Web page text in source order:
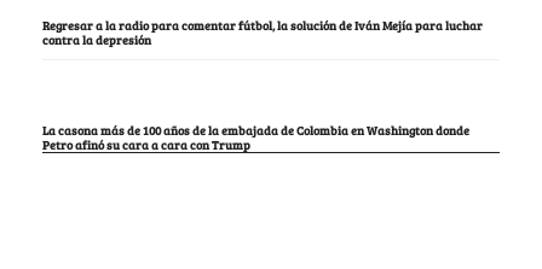
Regresar a la radio para comentar fútbol, la solución de Iván Mejía para luchar
contra la depresión
La casona más de 100 años de la embajada de Colombia en Washington donde
Petro afinó su cara a cara con Trump